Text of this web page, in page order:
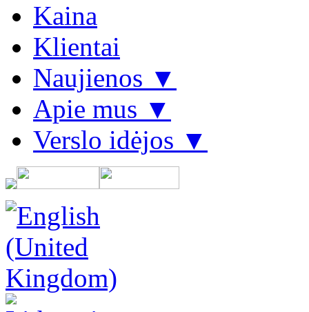
Kaina
Klientai
Naujienos ▼
Apie mus ▼
Verslo idėjos ▼